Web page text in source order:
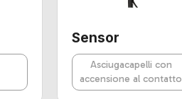
Sensor
Asciugacapelli con
accensione al contatto